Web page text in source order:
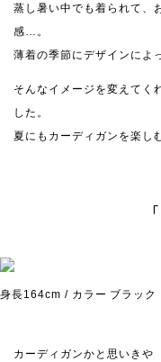
蒸し暑い中でも着られて、
感…。
薄着の季節にデザインによ
そんなイメージを変えてく
した。
夏にもカーディガンを楽し
身長164cm / カラー ブラック
カーディガンかと思いきや